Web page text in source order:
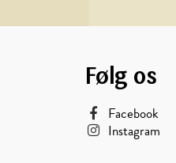
Følg os
Facebook
Instagram